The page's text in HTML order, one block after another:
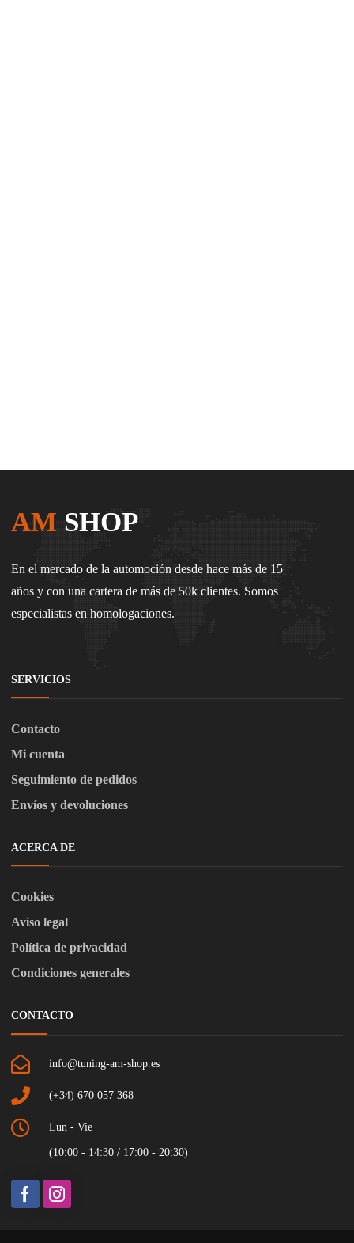
AM SHOP
En el mercado de la automoción desde hace más de 15
años y con una cartera de más de 50k clientes. Somos
especialistas en homologaciones.
SERVICIOS
Contacto
Mi cuenta
Seguimiento de pedidos
Envíos y devoluciones
ACERCA DE
Cookies
Aviso legal
Política de privacidad
Condiciones generales
CONTACTO
info@tuning-am-shop.es
(+34) 670 057 368
Lun - Vie
(10:00 - 14:30 / 17:00 - 20:30)